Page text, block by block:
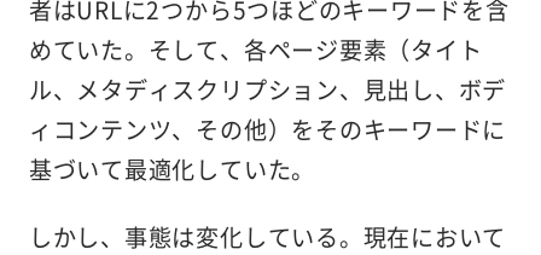
者はURLに2つから5つほどのキーワードを含
めていた。そして、各ページ要素（タイト
ル、メタディスクリプション、見出し、ボデ
ィコンテンツ、その他）をそのキーワードに
基づいて最適化していた。
しかし、事態は変化している。現在において